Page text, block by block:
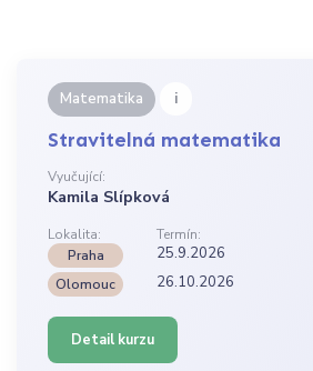
Matematika i
Stravitelná matematika
Vyučující:
Kamila Slípková
Lokalita:
Termín:
Praha
25.9.2026
Olomouc 26.10.2026
Detail kurzu